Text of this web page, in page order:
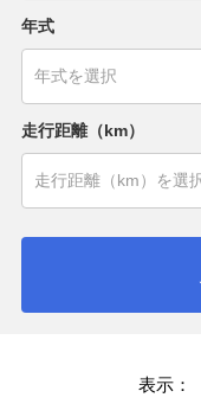
年式
走行距離（km）
表示：